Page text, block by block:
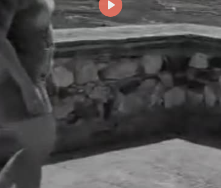
Reproducir